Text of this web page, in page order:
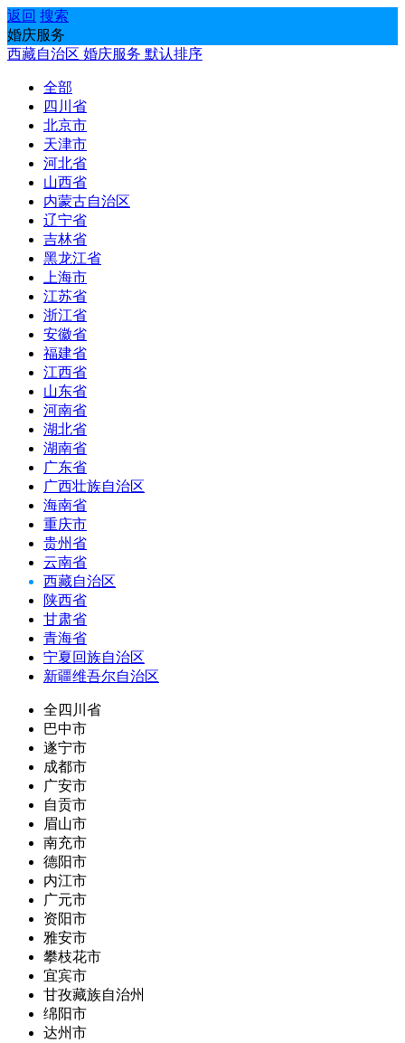
返回 搜索
婚庆服务
西藏自治区 婚庆服务 默认排序
全部
四川省
北京市
天津市
河北省
山西省
内蒙古自治区
辽宁省
吉林省
黑龙江省
上海市
江苏省
浙江省
安徽省
福建省
江西省
山东省
河南省
湖北省
湖南省
广东省
广西壮族自治区
海南省
重庆市
贵州省
云南省
西藏自治区
陕西省
甘肃省
青海省
宁夏回族自治区
新疆维吾尔自治区
全四川省
巴中市
遂宁市
成都市
广安市
自贡市
眉山市
南充市
德阳市
内江市
广元市
资阳市
雅安市
攀枝花市
宜宾市
甘孜藏族自治州
绵阳市
达州市